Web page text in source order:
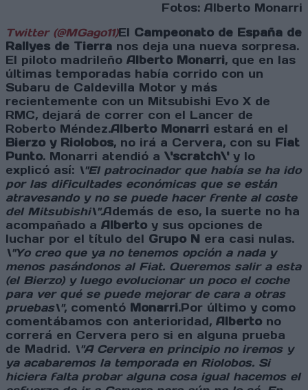
Fotos: Alberto Monarri
Twitter (@MGago11)El Campeonato de España de
Rallyes de Tierra nos deja una nueva sorpresa.
El piloto madrileño Alberto Monarri, que en las
últimas temporadas había corrido con un
Subaru de Caldevilla Motor y más
recientemente con un Mitsubishi Evo X de
RMC, dejará de correr con el Lancer de
Roberto Méndez.Alberto Monarri estará en el
Bierzo y Riolobos, no irá a Cervera, con su Fiat
Punto. Monarri atendió a \'scratch\' y lo
explicó así: \"El patrocinador que había se ha ido
por las dificultades económicas que se están
atravesando y no se puede hacer frente al coste
del Mitsubishi\".Además de eso, la suerte no ha
acompañado a Alberto y sus opciones de
luchar por el título del Grupo N era casi nulas.
\"Yo creo que ya no tenemos opción a nada y
menos pasándonos al Fiat. Queremos salir a esta
(el Bierzo) y luego evolucionar un poco el coche
para ver qué se puede mejorar de cara a otras
pruebas\", comentó Monarri.Por último y como
comentábamos con anterioridad, Alberto no
correrá en Cervera pero si en alguna prueba
de Madrid. \"A Cervera en principio no iremos y
ya acabaremos la temporada en Riolobos. Si
hiciera falta probar alguna cosa igual hacemos el